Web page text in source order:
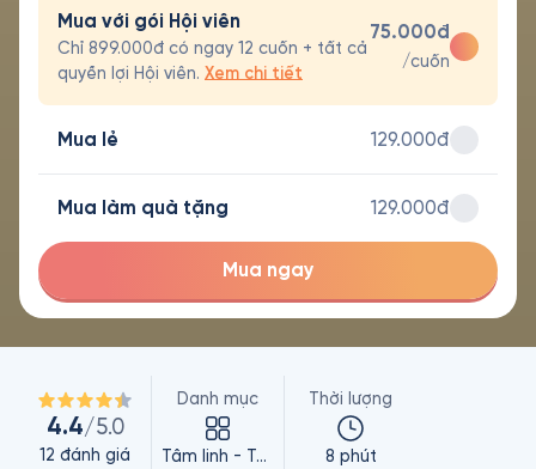
Mua với gói Hội viên
Chỉ 899.000đ có ngay 12 cuốn + tất cả
quyền lợi Hội viên. Xem chi tiết
75.000đ
/cuốn
Mua lẻ 129.000đ
Mua làm quà tặng 129.000đ
Mua ngay
4.4/5.0
12 đánh giá
Danh mục
Tâm linh - Tôn giáo
Thời lượng
8 phút